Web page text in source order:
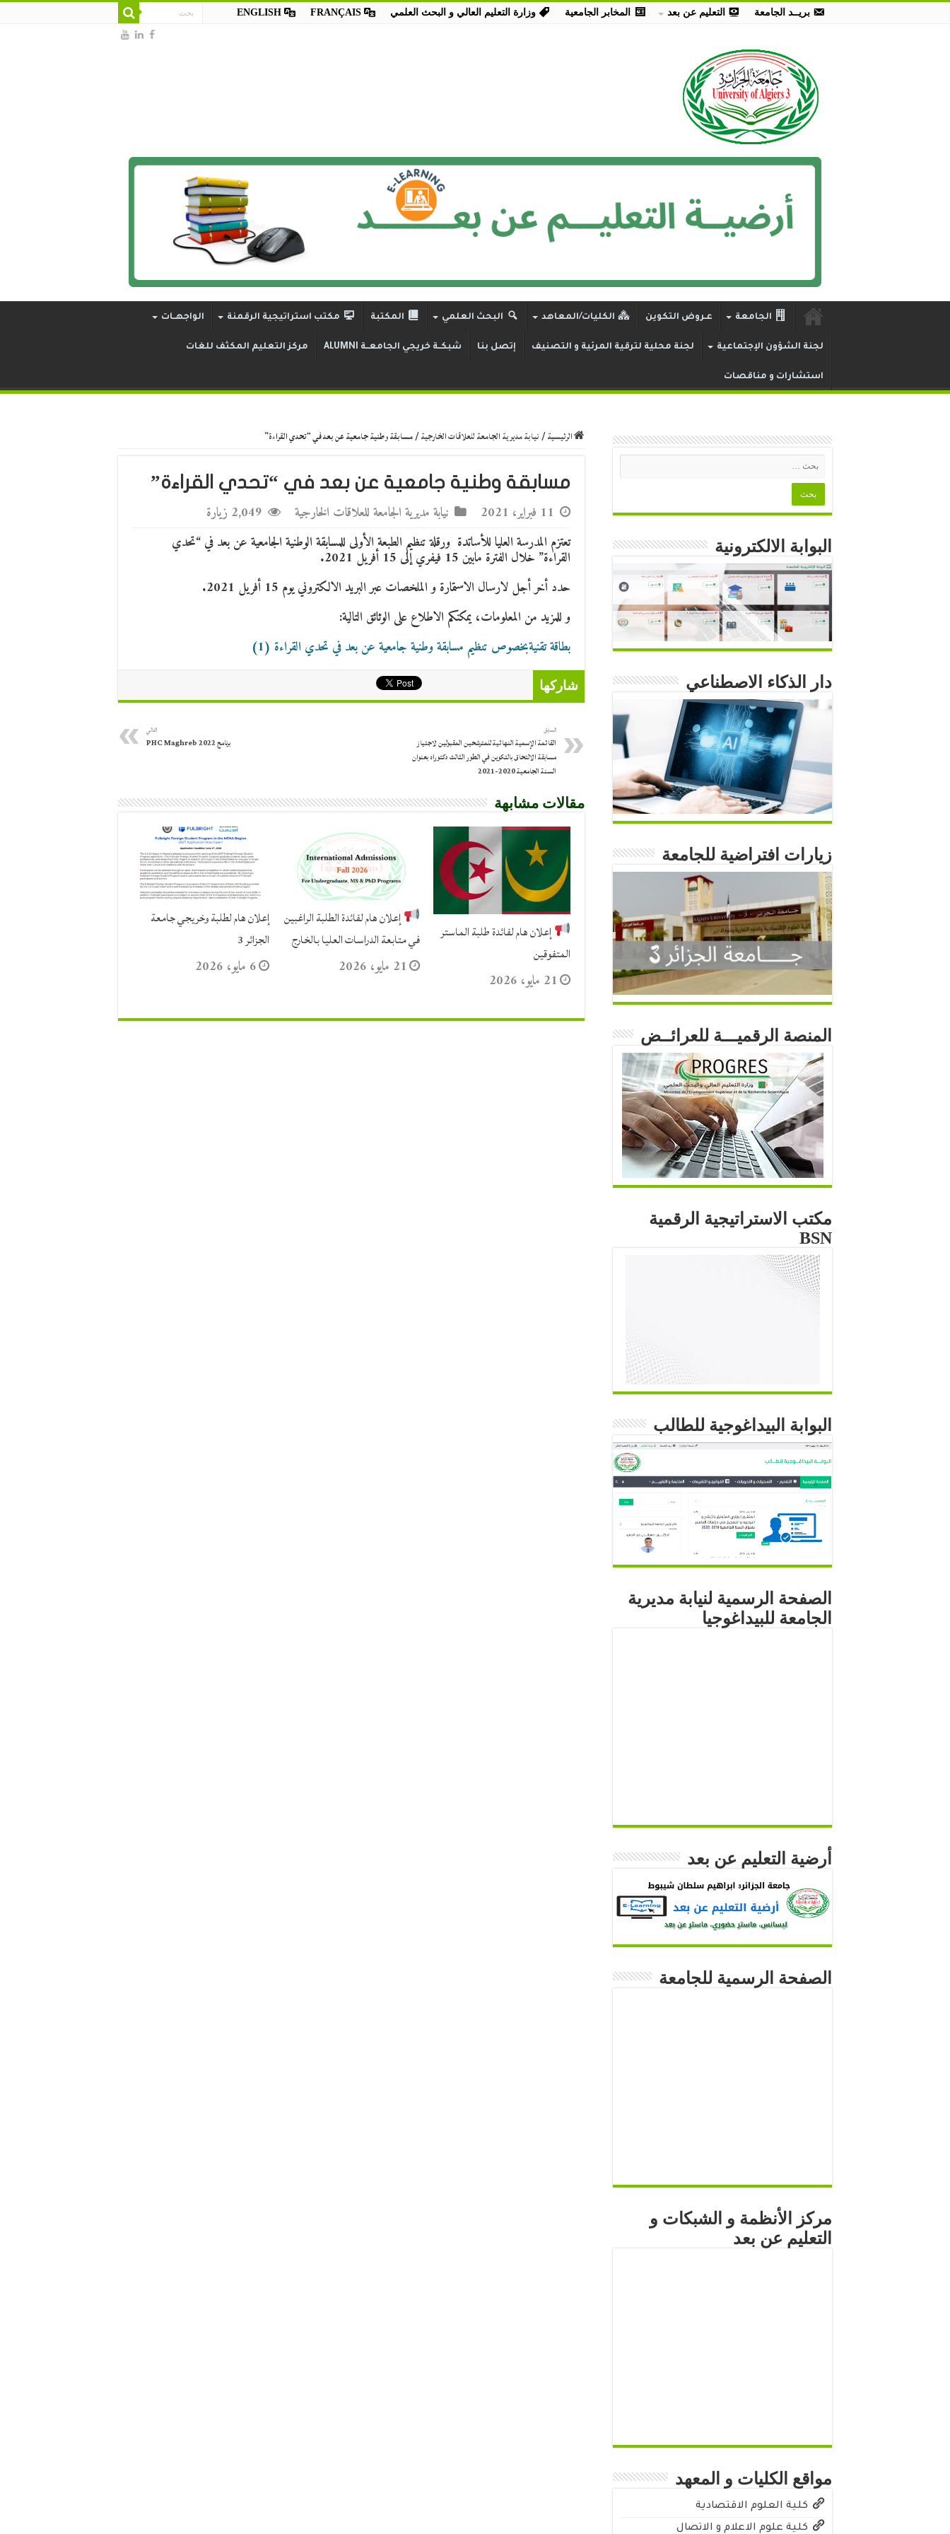
بريــد الجامعة التعليم عن بعد المخابر الجامعية وزارة التعليم العالي و البحث العلمي FRANÇAIS
ENGLISH
الجامعة عـروض التكوين الكليات/المعاهد البحث العلمي المكتبة مكتب استراتيجية الرقمنة الواجهــات
لجنة الشؤون الإجتماعية لجنة محلية لترقية المرئية و التصنيف إتصل بنا شبكــة خريجي الجامعــة ALUMNI مركز التعليم المكثف للغات
استشارات و مناقصات
الرئيسية/نيابة مديرية الجامعة للعلاقات الخارجية/مسابقة وطنية جامعية عن بعد في “تحدي القراءة”
مسابقة وطنية جامعية عن بعد في “تحدي القراءة”
11 فبراير، 2021 نيابة مديرية الجامعة للعلاقات الخارجية
2,049 زيارة
تعتزم المدرسة العليا للأساتدة ورقلة تنظيم الطبعة الأولى للمسابقة الوطنية الجامعية عن بعد في “تحدي
القراءة” خلال الفترة مابين 15 فيفري إلى 15 أفريل 2021.
حدد أخر أجل لارسال الاستمارة و الملخصات عبر البريد الالكتروني يوم 15 أفريل 2021.
و للمزيد من المعلومات، يمكنكم الاطلاع على الوثائق التالية:
بطاقة تقنيةبخصوص تنظيم مسابقة وطنية جامعية عن بعد في تحدي القراءة (1)
شاركها
السابق
القائمة الإسمية النهائية للمترشحين المقبولين لاجتياز
مسابقة الالتحاق بالتكوين في الطور الثالث دكتوراه بعنوان
السنة الجامعية 2020-2021
التالي
برنامج PHC Maghreb 2022
مقالات مشابهة
إعلان هام لفائدة طلبة الماستر
المتفوقين
21 مايو، 2026
إعلان هام لفائدة الطلبة الراغبين
في متابعة الدراسات العليا بالخارج
21 مايو، 2026
إعلان هام لطلبة وخريجي جامعة
الجزائر 3
6 مايو، 2026
البوابة الالكترونية
دار الذكاء الاصطناعي
زيارات افتراضية للجامعة
المنصة الرقميـــة للعرائــض
مكتب الاستراتيجية الرقمية
BSN
البوابة البيداغوجية للطالب
الصفحة الرسمية لنيابة مديرية
الجامعة للبيداغوجيا
أرضية التعليم عن بعد
الصفحة الرسمية للجامعة
مركز الأنظمة و الشبكات و
التعليم عن بعد
مواقع الكليات و المعهد
كلية العلوم الاقتصادية
كلية علوم الاعلام و الاتصال